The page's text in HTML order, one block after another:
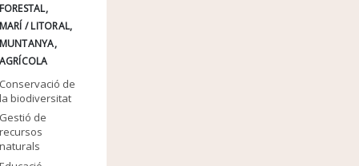
/ LITORAL
de
biodiversitat
de